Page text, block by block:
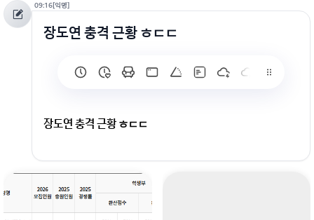
09:16[익명]
장도연 충격 근황 ㅎㄷㄷ
장도연 충격 근황 ㅎㄷㄷ
회원가입 혹은 광고 [X]를 누르면 내용이 보입니다